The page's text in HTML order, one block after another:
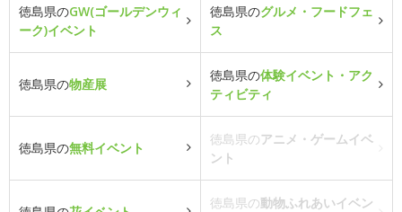
徳島県のGW(ゴールデンウィ
ーク)イベント
徳島県のグルメ・フードフェ
ス
徳島県の物産展
徳島県の体験イベント・アク
ティビティ
徳島県の無料イベント
徳島県のアニメ・ゲームイベ
ント
徳島県の動物ふれあいイベン